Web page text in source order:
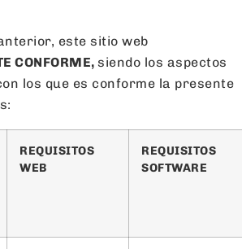
este sitio web
CONFORME, siendo los aspectos
los que es conforme la presente
REQUISITOS
WEB
REQUISITOS
SOFTWARE